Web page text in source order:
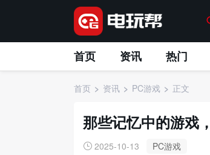
首页 资讯 热门
首页 资讯 PC游戏 正文
那些记忆中的游戏
2025-10-13 PC游戏